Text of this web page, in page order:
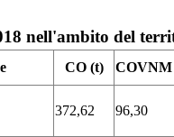
nell'ambito del
CO (t)
COVNM
372,62 96,30